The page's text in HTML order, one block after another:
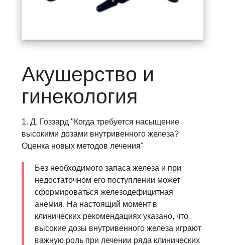
Акушерство и
гинекология
1. Д. Гоззард "Когда требуется насыщение
высокими дозами внутривенного железа?
Оценка новых методов лечения"
Без необходимого запаса железа и при
недостаточном его поступлении может
сформироваться железодефицитная
анемия. На настоящий момент в
клинических рекомендациях указано, что
высокие дозы внутривенного железа играют
важную роль при лечении ряда клинических